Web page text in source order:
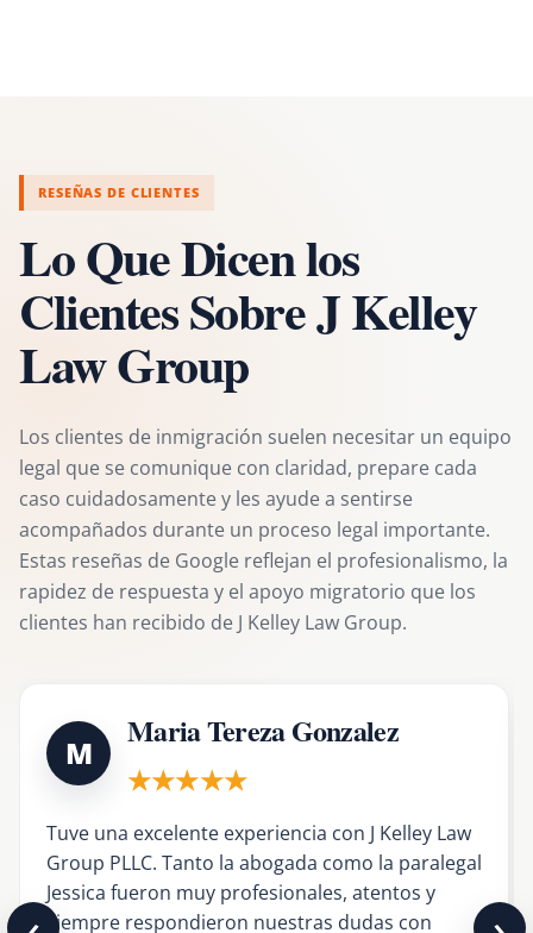
RESEÑAS DE CLIENTES
Lo Que Dicen los
Clientes Sobre J Kelley
Law Group
Los clientes de inmigración suelen necesitar un equipo
legal que se comunique con claridad, prepare cada
caso cuidadosamente y les ayude a sentirse
acompañados durante un proceso legal importante.
Estas reseñas de Google reflejan el profesionalismo, la
rapidez de respuesta y el apoyo migratorio que los
clientes han recibido de J Kelley Law Group.
M
Maria Tereza Gonzalez
★★★★★
Tuve una excelente experiencia con J Kelley Law
Group PLLC. Tanto la abogada como la paralegal
Jessica fueron muy profesionales, atentos y
siempre respondieron nuestras dudas con